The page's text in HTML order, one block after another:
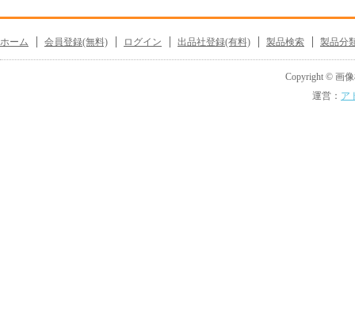
ホーム 会員登録(無料) ログイン 出品社登録(有料) 製品検索 製品分
Copyright © 画像
運営： ア